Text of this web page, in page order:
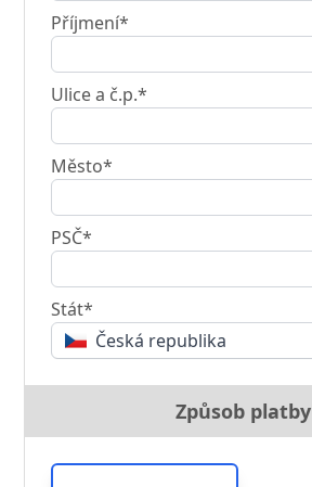
Příjmení*
Ulice a č.p.*
Město*
PSČ*
Stát*
Česká republika
Způsob platby